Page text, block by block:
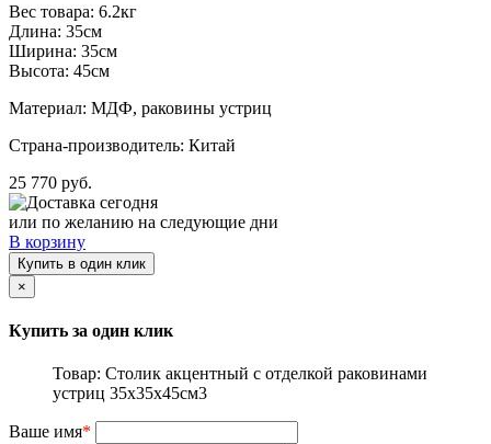
Вес товара: 6.2кг
Длина: 35см
Ширина: 35см
Высота: 45см
Материал: МДФ, раковины устриц
Страна-производитель: Китай
25 770 руб.
Доставка сегодня
или по желанию на следующие дни
В корзину
Купить в один клик
×
Купить за один клик
Товар: Столик акцентный с отделкой раковинами
устриц 35x35x45см3
Ваше имя*